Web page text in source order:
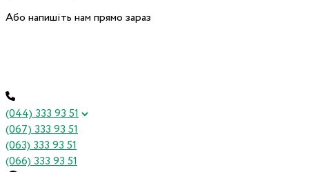
Або напишіть нам прямо зараз
(044) 333 93 51
(067) 333 93 51
(063) 333 93 51
(066) 333 93 51